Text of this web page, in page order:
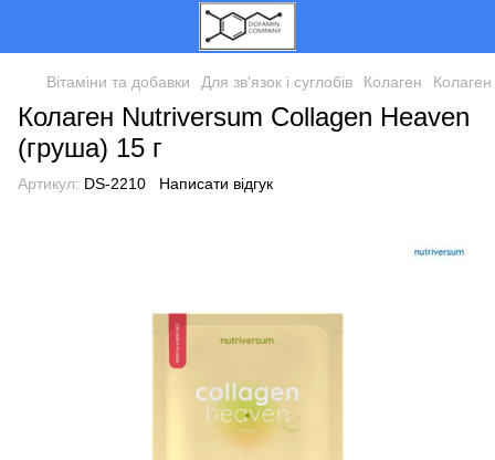
Вітаміни та добавки Для зв'язок і суглобів Колаген
Колаген Nutriversum Collagen Heaven
(груша) 15 г
Артикул: DS-2210 Написати відгук